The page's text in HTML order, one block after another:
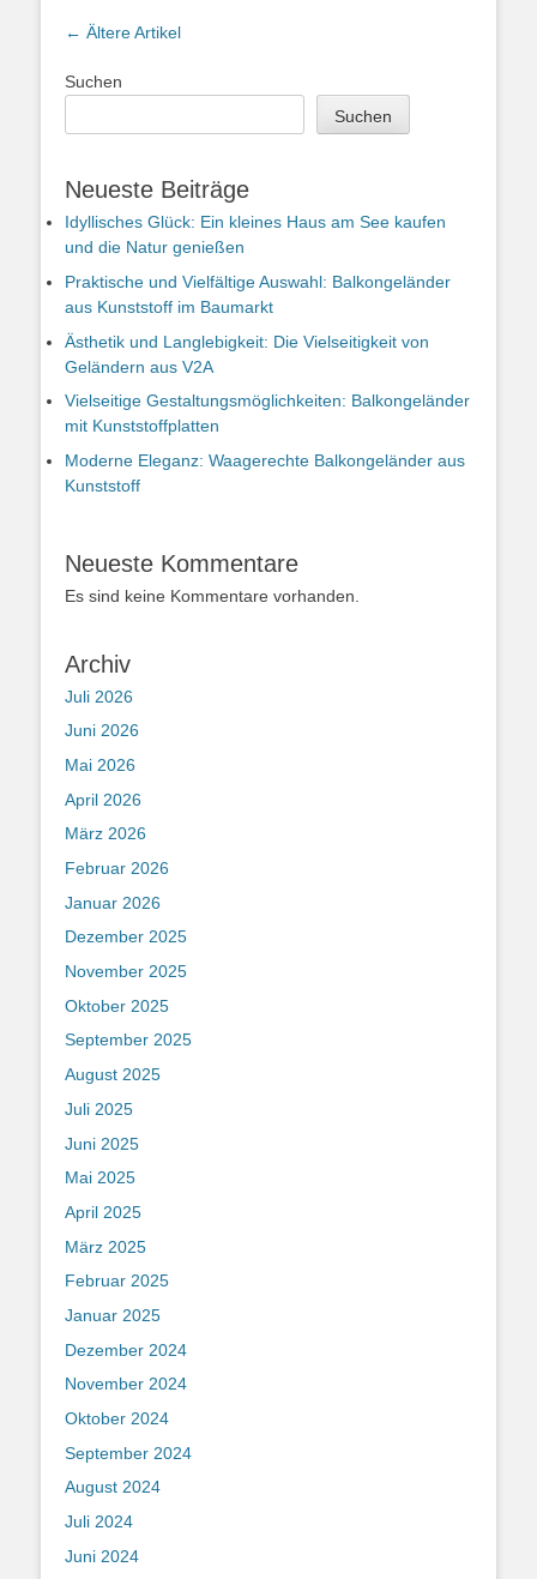
Artikel-
← Ältere Artikel
Suchen
Suchen
Neueste Beiträge
Idyllisches Glück: Ein kleines Haus am See kaufen
und die Natur genießen
Praktische und Vielfältige Auswahl: Balkongeländer
aus Kunststoff im Baumarkt
Ästhetik und Langlebigkeit: Die Vielseitigkeit von
Geländern aus V2A
Vielseitige Gestaltungsmöglichkeiten: Balkongeländer
mit Kunststoffplatten
Moderne Eleganz: Waagerechte Balkongeländer aus
Kunststoff
Neueste Kommentare
Es sind keine Kommentare vorhanden.
Archiv
Juli 2026
Juni 2026
Mai 2026
April 2026
März 2026
Februar 2026
Januar 2026
Dezember 2025
November 2025
Oktober 2025
September 2025
August 2025
Juli 2025
Juni 2025
Mai 2025
April 2025
März 2025
Februar 2025
Januar 2025
Dezember 2024
November 2024
Oktober 2024
September 2024
August 2024
Juli 2024
Juni 2024